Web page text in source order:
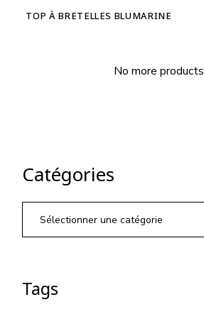
TOP À BRETELLES BLUMARINE
No more products
Catégories
Sélectionner une catégorie
Tags